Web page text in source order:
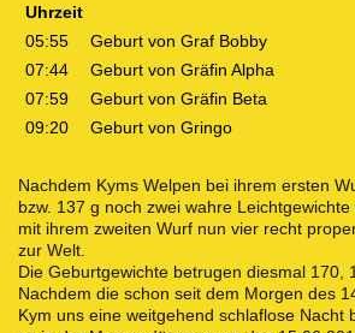
Uhrzeit
05:55
Geburt von Graf Bobby
07:44
Geburt von Gräfin Alpha
07:59
Geburt von Gräfin Beta
09:20
Geburt von Gringo
Nachdem Kyms Welpen bei ihrem ersten
bzw. 137 g noch zwei wahre
mit ihrem zweiten Wurf nun vier recht
zur Welt.
Die Geburtgewichte betrugen diesmal 170,
Nachdem die schon seit dem Morgen des
Kym uns eine weitgehend schlaflose Nacht